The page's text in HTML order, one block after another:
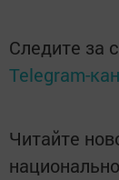
Следите за
Telegram-
Читайте